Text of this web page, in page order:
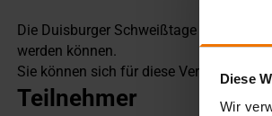
Diese
Wir
Die Duisburger Schweißtage gliedern
werden können.
Sie können sich für diese Veranstaltung
Teilnehmer